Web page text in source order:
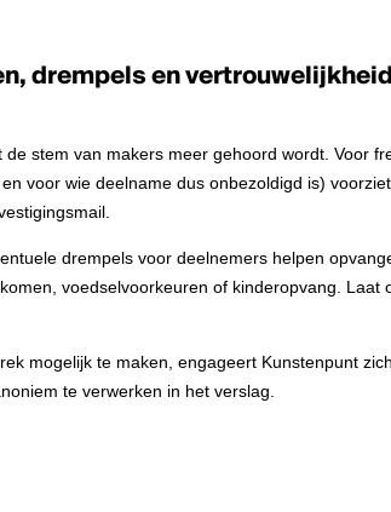
drempels en vertrouwelijkheid
de stem van makers meer gehoord wordt. Voor
voor wie deelname dus onbezoldigd is)
drempels voor deelnemers helpen
voedselvoorkeuren of kinderopvang.
mogelijk te maken, engageert Kunstenpunt
te verwerken in het verslag.